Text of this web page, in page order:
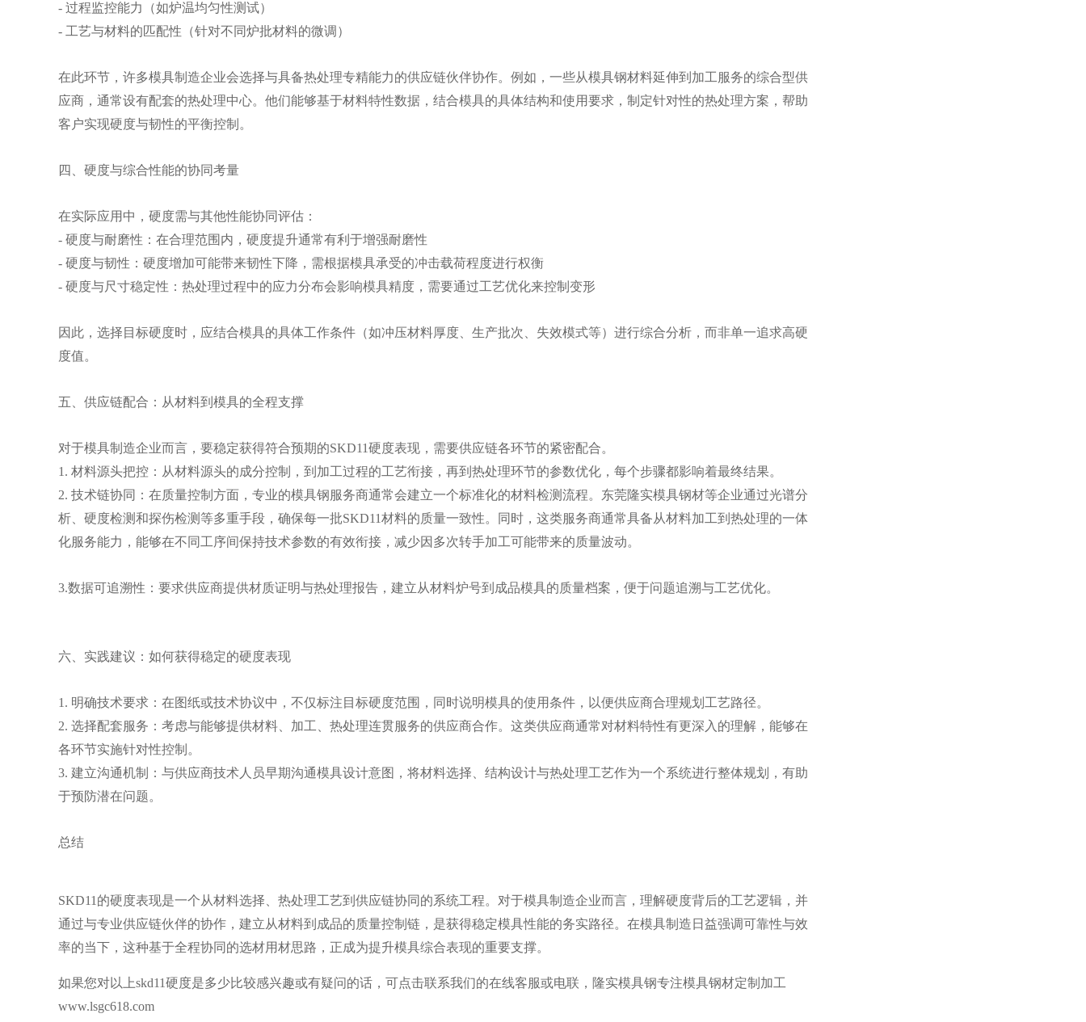
- 过程监控能力（如炉温均匀性测试）
- 工艺与材料的匹配性（针对不同炉批材料的微调）
在此环节，许多模具制造企业会选择与具备热处理专精能力的供应链伙伴协作。例如，一些从模具钢材料延伸到加工服务的综合型供
应商，通常设有配套的热处理中心。他们能够基于材料特性数据，结合模具的具体结构和使用要求，制定针对性的热处理方案，帮助
客户实现硬度与韧性的平衡控制。
四、硬度与综合性能的协同考量
在实际应用中，硬度需与其他性能协同评估：
- 硬度与耐磨性：在合理范围内，硬度提升通常有利于增强耐磨性
- 硬度与韧性：硬度增加可能带来韧性下降，需根据模具承受的冲击载荷程度进行权衡
- 硬度与尺寸稳定性：热处理过程中的应力分布会影响模具精度，需要通过工艺优化来控制变形
因此，选择目标硬度时，应结合模具的具体工作条件（如冲压材料厚度、生产批次、失效模式等）进行综合分析，而非单一追求高硬
度值。
五、供应链配合：从材料到模具的全程支撑
对于模具制造企业而言，要稳定获得符合预期的SKD11硬度表现，需要供应链各环节的紧密配合。
1. 材料源头把控：从材料源头的成分控制，到加工过程的工艺衔接，再到热处理环节的参数优化，每个步骤都影响着最终结果。
2. 技术链协同：在质量控制方面，专业的模具钢服务商通常会建立一个标准化的材料检测流程。东莞隆实模具钢材等企业通过光谱分
析、硬度检测和探伤检测等多重手段，确保每一批SKD11材料的质量一致性。同时，这类服务商通常具备从材料加工到热处理的一体
化服务能力，能够在不同工序间保持技术参数的有效衔接，减少因多次转手加工可能带来的质量波动。
3.数据可追溯性：要求供应商提供材质证明与热处理报告，建立从材料炉号到成品模具的质量档案，便于问题追溯与工艺优化。
六、实践建议：如何获得稳定的硬度表现
1. 明确技术要求：在图纸或技术协议中，不仅标注目标硬度范围，同时说明模具的使用条件，以便供应商合理规划工艺路径。
2. 选择配套服务：考虑与能够提供材料、加工、热处理连贯服务的供应商合作。这类供应商通常对材料特性有更深入的理解，能够在
各环节实施针对性控制。
3. 建立沟通机制：与供应商技术人员早期沟通模具设计意图，将材料选择、结构设计与热处理工艺作为一个系统进行整体规划，有助
于预防潜在问题。
总结
SKD11的硬度表现是一个从材料选择、热处理工艺到供应链协同的系统工程。对于模具制造企业而言，理解硬度背后的工艺逻辑，并
通过与专业供应链伙伴的协作，建立从材料到成品的质量控制链，是获得稳定模具性能的务实路径。在模具制造日益强调可靠性与效
率的当下，这种基于全程协同的选材用材思路，正成为提升模具综合表现的重要支撑。
如果您对以上skd11硬度是多少比较感兴趣或有疑问的话，可点击联系我们的在线客服或电联，隆实模具钢专注模具钢材定制加工
www.lsgc618.com